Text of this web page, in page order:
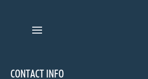
CONTACT INFO